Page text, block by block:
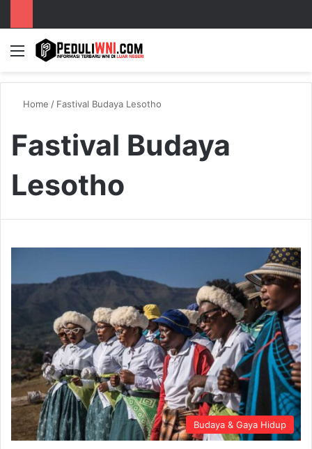
Menu
Home / Fastival Budaya Lesotho
Fastival Budaya
Lesotho
Budaya & Gaya Hidup